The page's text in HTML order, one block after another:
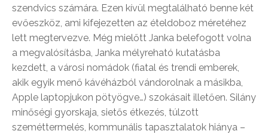
szendvics számára. Ezen kívül megtalálható benne két
evőeszköz, ami kifejezetten az ételdoboz méretéhez
lett megtervezve. Még mielőtt Janka belefogott volna
a megvalósításba, Janka mélyreható kutatásba
kezdett, a városi nomádok (fiatal és trendi emberek,
akik egyik menő kávéházból vándorolnak a másikba,
Apple laptopjukon pötyögve…) szokásait illetően. Silány
minőségi gyorskaja, sietős étkezés, túlzott
szeméttermelés, kommunális tapasztalatok hiánya –